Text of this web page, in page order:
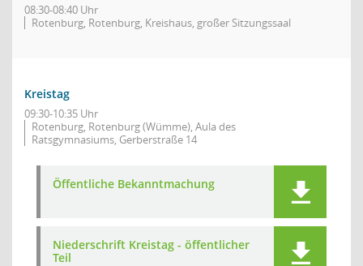
08:30-08:40 Uhr
Rotenburg, Rotenburg, Kreishaus, großer Sitzungssaal
Kreistag
09:30-10:35 Uhr
Rotenburg, Rotenburg (Wümme), Aula des
Ratsgymnasiums, Gerberstraße 14
Öffentliche Bekanntmachung
Niederschrift Kreistag - öffentlicher
Teil